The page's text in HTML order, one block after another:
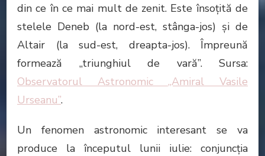
din ce în ce mai mult de zenit. Este însoțită de
stelele Deneb (la nord-est, stânga-jos) și de
Altair (la sud-est, dreapta-jos). Împreună
formează „triunghiul de vară”. Sursa:
Observatorul Astronomic „Amiral Vasile
Urseanu”.
Un fenomen astronomic interesant se va
produce la începutul lunii iulie: conjuncţia